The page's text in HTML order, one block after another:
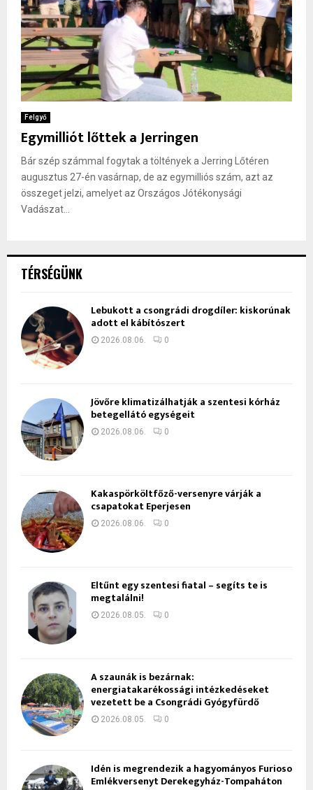
Felgyő
Egymilliót lőttek a Jerringen
Bár szép számmal fogytak a töltények a Jerring Lőtéren
augusztus 27-én vasárnap, de az egymilliós szám, azt az
összeget jelzi, amelyet az Országos Jótékonysági
Vadászat...
TÉRSÉGÜNK
Lebukott a csongrádi drogdíler: kiskorúnak
adott el kábítószert
2026.08.06. 0
Jövőre klimatizálhatják a szentesi kórház
betegellátó egységeit
2026.08.06. 0
Kakaspörköltfőző-versenyre várják a
csapatokat Eperjesen
2026.08.06. 0
Eltűnt egy szentesi fiatal – segíts te is
megtalálni!
2026.08.05. 0
A szaunák is bezárnak:
energiatakarékossági intézkedéseket
vezetett be a Csongrádi Gyógyfürdő
2026.08.05. 0
Idén is megrendezik a hagyományos Furioso
Emlékversenyt Derekegyház-Tompaháton